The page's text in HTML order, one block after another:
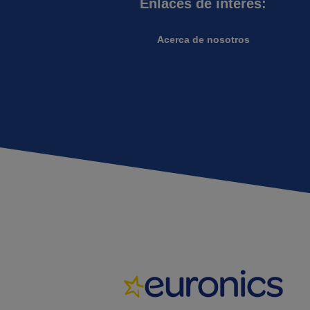
Enlaces de interés:
Acerca de nosotros